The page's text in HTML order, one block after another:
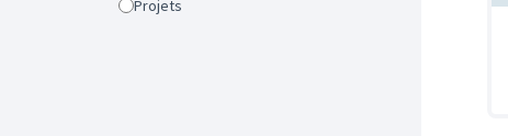
Projets